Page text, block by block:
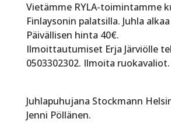
Vietämme RYLA-toimintamme
Finlaysonin palatsilla. Juhla
Päivällisen hinta 40€.
Ilmoittautumiset Erja Järviölle
0503302302. Ilmoita ruokavaliot.
Juhlapuhujana Stockmann
Jenni Pöllänen.